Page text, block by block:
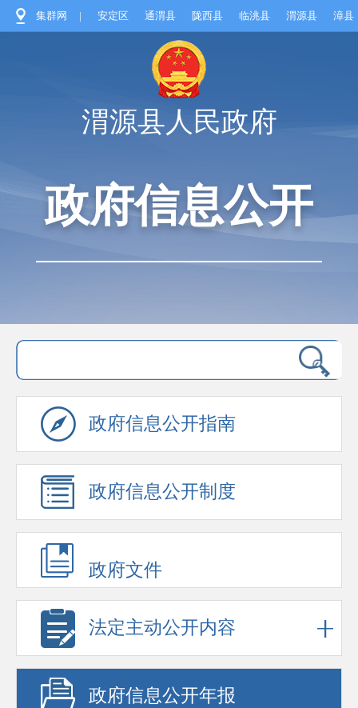
集群网 | 安定区 通渭县 陇西县 临洮县 渭源县 漳县
渭源县人民政府
政府信息公开
政府信息公开指南
政府信息公开制度
政府文件
法定主动公开内容
政府信息公开年报